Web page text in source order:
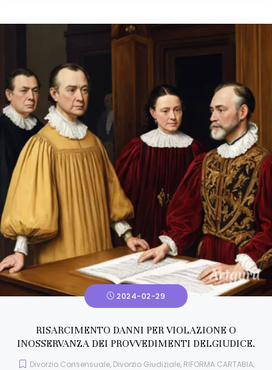
2024-02-29
RISARCIMENTO DANNI PER VIOLAZIONE O
INOSSERVANZA DEI PROVVEDIMENTI DELGIUDICE.
Divorzio Consensuale, Divorzio Giudiziale, RIFORMA CARTABIA,